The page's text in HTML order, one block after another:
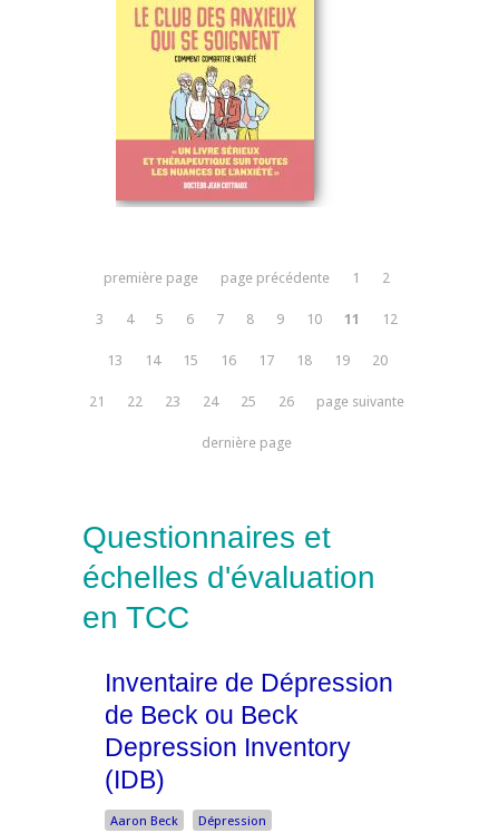
première page page précédente 1 2
3 4 5 6 7 8 9 10 11 12
13 14 15 16 17 18 19 20
21 22 23 24 25 26 page suivante
dernière page
Questionnaires et
échelles d'évaluation
en TCC
Inventaire de Dépression
de Beck ou Beck
Depression Inventory
(IDB)
Aaron Beck Dépression